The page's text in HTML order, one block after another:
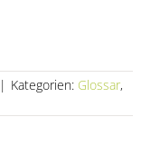
| Kategorien: Glossar,